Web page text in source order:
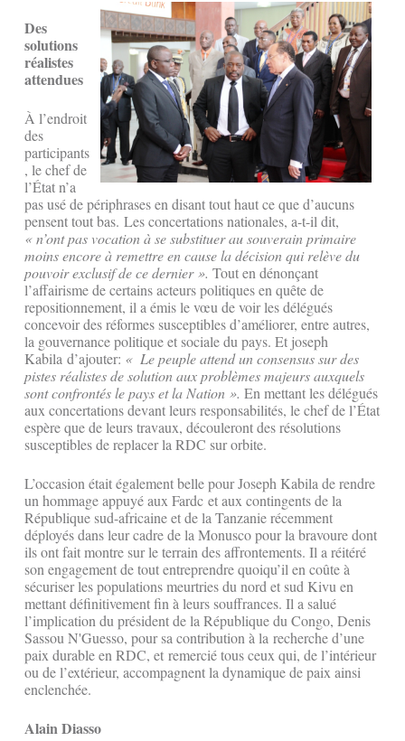
Des
solutions
réalistes
attendues
À l’endroit
des
participants
, le chef de
l’État n’a
pas usé de périphrases en disant tout haut ce que d’aucuns
pensent tout bas. Les concertations nationales, a-t-il dit,
« n’ont pas vocation à se substituer au souverain primaire
moins encore à remettre en cause la décision qui relève du
pouvoir exclusif de ce dernier ». Tout en dénonçant
l’affairisme de certains acteurs politiques en quête de
repositionnement, il a émis le vœu de voir les délégués
concevoir des réformes susceptibles d’améliorer, entre autres,
la gouvernance politique et sociale du pays. Et joseph
Kabila d’ajouter: « Le peuple attend un consensus sur des
pistes réalistes de solution aux problèmes majeurs auxquels
sont confrontés le pays et la Nation ». En mettant les délégués
aux concertations devant leurs responsabilités, le chef de l’État
espère que de leurs travaux, découleront des résolutions
susceptibles de replacer la RDC sur orbite.
L’occasion était également belle pour Joseph Kabila de rendre
un hommage appuyé aux Fardc et aux contingents de la
République sud-africaine et de la Tanzanie récemment
déployés dans leur cadre de la Monusco pour la bravoure dont
ils ont fait montre sur le terrain des affrontements. Il a réitéré
son engagement de tout entreprendre quoiqu’il en coûte à
sécuriser les populations meurtries du nord et sud Kivu en
mettant définitivement fin à leurs souffrances. Il a salué
l’implication du président de la République du Congo, Denis
Sassou N'Guesso, pour sa contribution à la recherche d’une
paix durable en RDC, et remercié tous ceux qui, de l’intérieur
ou de l’extérieur, accompagnent la dynamique de paix ainsi
enclenchée.
Alain Diasso